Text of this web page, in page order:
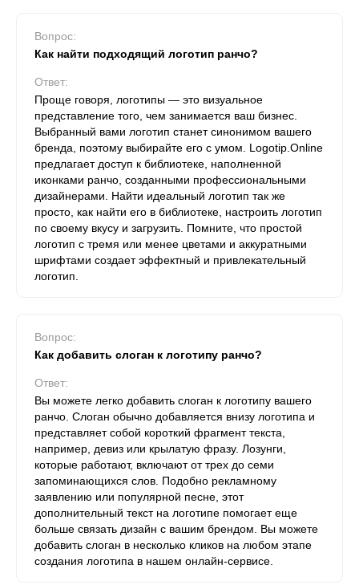
Вопрос:
Как найти подходящий логотип ранчо?
Ответ:
Проще говоря, логотипы — это визуальное
представление того, чем занимается ваш бизнес.
Выбранный вами логотип станет синонимом вашего
бренда, поэтому выбирайте его с умом. Logotip.Online
предлагает доступ к библиотеке, наполненной
иконками ранчо, созданными профессиональными
дизайнерами. Найти идеальный логотип так же
просто, как найти его в библиотеке, настроить логотип
по своему вкусу и загрузить. Помните, что простой
логотип с тремя или менее цветами и аккуратными
шрифтами создает эффектный и привлекательный
логотип.
Вопрос:
Как добавить слоган к логотипу ранчо?
Ответ:
Вы можете легко добавить слоган к логотипу вашего
ранчо. Слоган обычно добавляется внизу логотипа и
представляет собой короткий фрагмент текста,
например, девиз или крылатую фразу. Лозунги,
которые работают, включают от трех до семи
запоминающихся слов. Подобно рекламному
заявлению или популярной песне, этот
дополнительный текст на логотипе помогает еще
больше связать дизайн с вашим брендом. Вы можете
добавить слоган в несколько кликов на любом этапе
создания логотипа в нашем онлайн-сервисе.